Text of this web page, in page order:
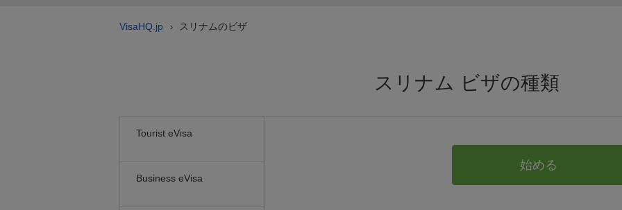
VisaHQ.jp › スリナムのビザ
スリナム ビザの種類
Tourist eVisa
Business eVisa
始める